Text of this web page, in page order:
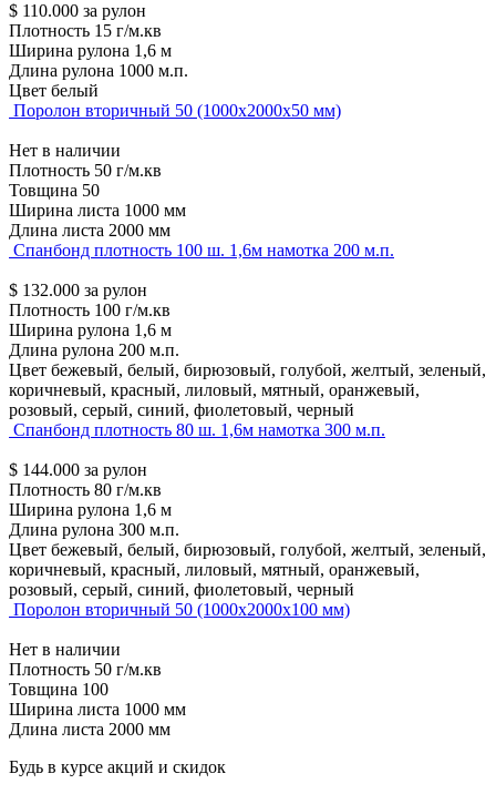
$ 110.000 за рулон
Плотность 15 г/м.кв
Ширина рулона 1,6 м
Длина рулона 1000 м.п.
Цвет белый
Поролон вторичный 50 (1000х2000х50 мм)
Нет в наличии
Плотность 50 г/м.кв
Товщина 50
Ширина листа 1000 мм
Длина листа 2000 мм
Спанбонд плотность 100 ш. 1,6м намотка 200 м.п.
$ 132.000 за рулон
Плотность 100 г/м.кв
Ширина рулона 1,6 м
Длина рулона 200 м.п.
Цвет бежевый, белый, бирюзовый, голубой, желтый, зеленый,
коричневый, красный, лиловый, мятный, оранжевый,
розовый, серый, синий, фиолетовый, черный
Спанбонд плотность 80 ш. 1,6м намотка 300 м.п.
$ 144.000 за рулон
Плотность 80 г/м.кв
Ширина рулона 1,6 м
Длина рулона 300 м.п.
Цвет бежевый, белый, бирюзовый, голубой, желтый, зеленый,
коричневый, красный, лиловый, мятный, оранжевый,
розовый, серый, синий, фиолетовый, черный
Поролон вторичный 50 (1000х2000х100 мм)
Нет в наличии
Плотность 50 г/м.кв
Товщина 100
Ширина листа 1000 мм
Длина листа 2000 мм
Будь в курсе акций и скидок